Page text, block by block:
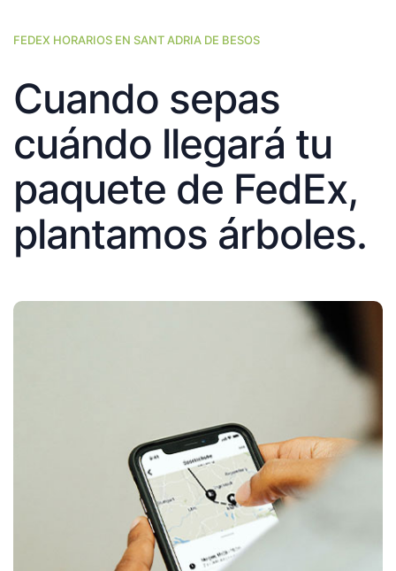
FEDEX HORARIOS EN SANT ADRIA DE BESOS
Cuando sepas
cuándo llegará tu
paquete de FedEx,
plantamos árboles.